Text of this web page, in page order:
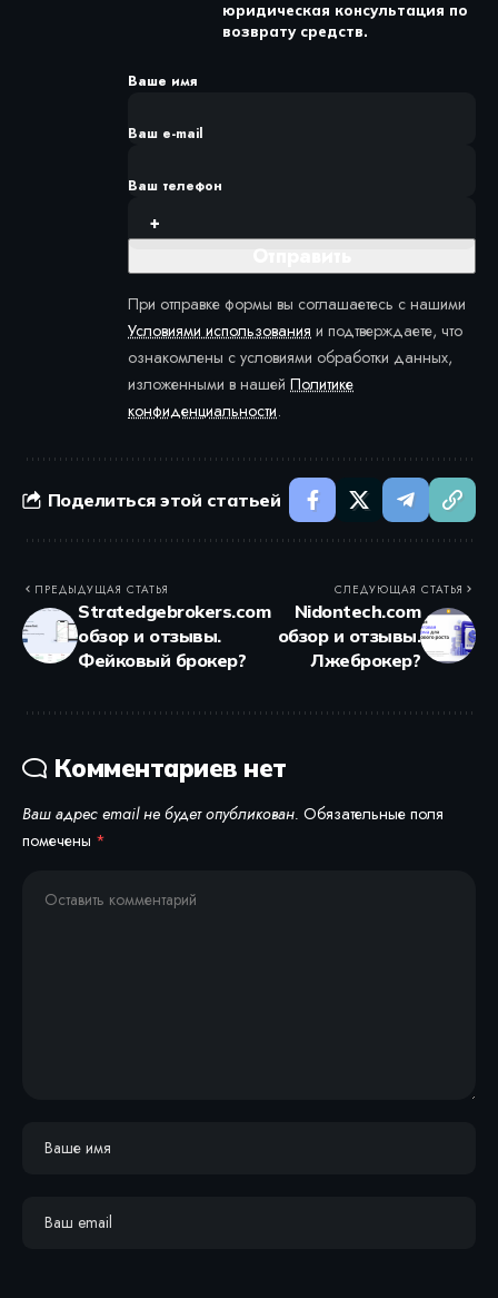
юридическая консультация по
возврату средств.
Ваше имя
Ваш e-mail
Ваш телефон
При отправке формы вы соглашаетесь с нашими
Условиями использования и подтверждаете, что
ознакомлены с условиями обработки данных,
изложенными в нашей Политике
конфиденциальности.
Поделиться этой статьей
ПРЕДЫДУЩАЯ СТАТЬЯ
Stratedgebrokers.com
обзор и отзывы.
Фейковый брокер?
СЛЕДУЮЩАЯ СТАТЬЯ
Nidontech.com
обзор и отзывы.
Лжеброкер?
Комментариев нет
Ваш адрес email не будет опубликован. Обязательные поля
помечены *